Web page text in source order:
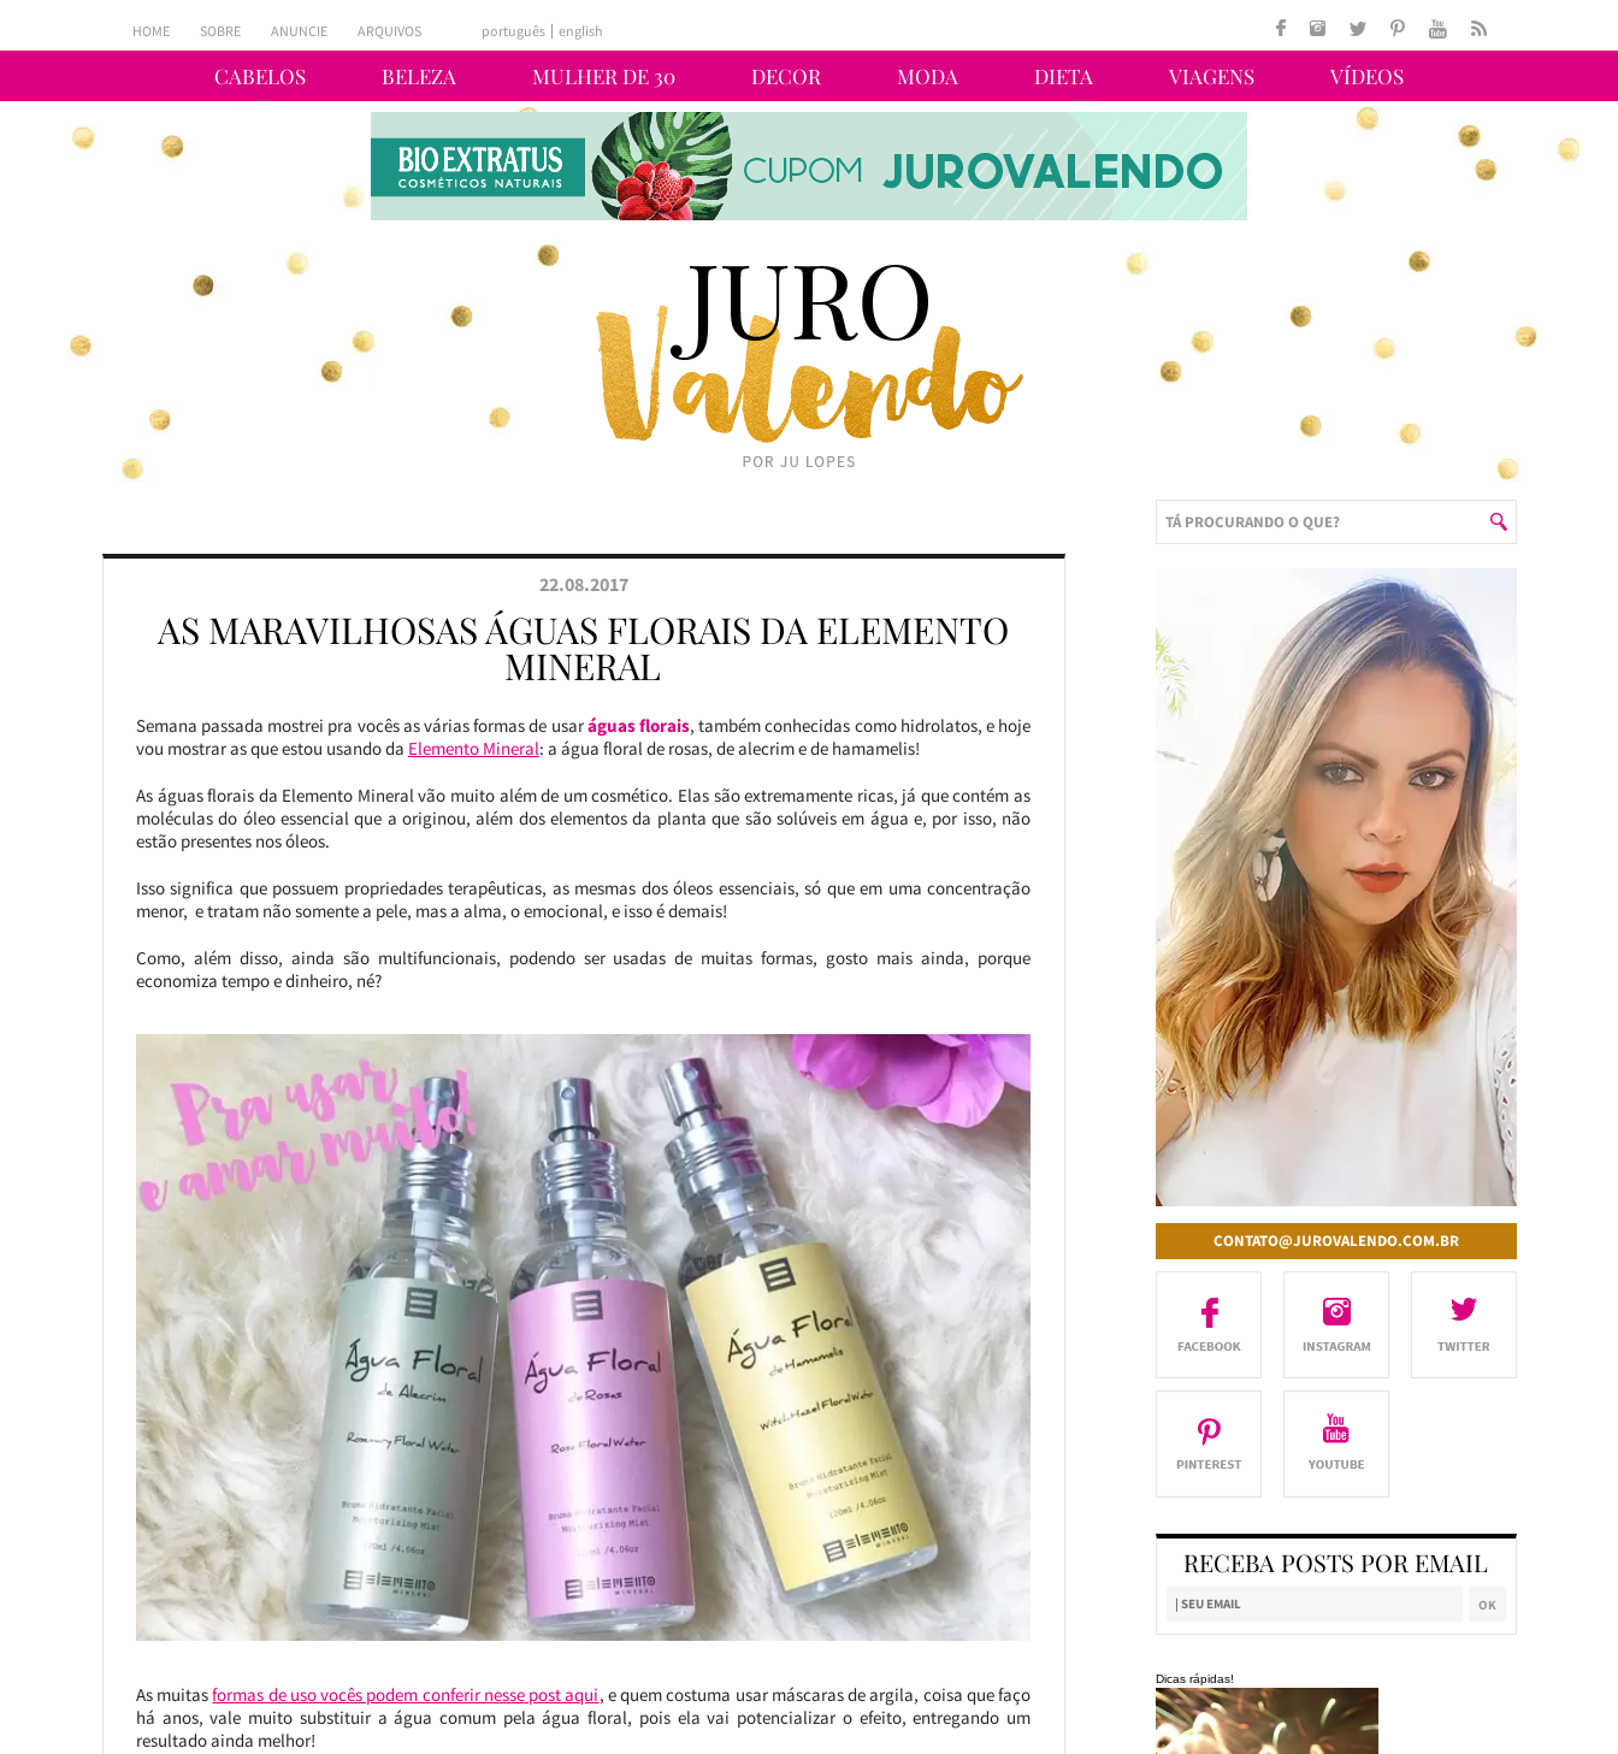
CABELOS BELEZA MULHER DE 30 DECOR MODA DIETA VIAGENS VÍDEOS
HOME SOBRE ANUNCIE ARQUIVOS português english
22.08.2017
AS MARAVILHOSAS ÁGUAS FLORAIS DA ELEMENTO
MINERAL
Semana passada mostrei pra vocês as várias formas de usaráguas florais, também conhecidas como hidrolatos, e hoje
vou mostrar as que estou usando da Elemento Mineral: a água floral de rosas, de alecrim e de hamamelis!
As águas florais da Elemento Mineral vão muito além de um cosmético. Elas são extremamente ricas, já que contém as
moléculas do óleo essencial que a originou, além dos elementos da planta que são solúveis em água e, por isso, não
estão presentes nos óleos.
Isso significa que possuem propriedades terapêuticas, as mesmas dos óleos essenciais, só que em uma concentração
menor, e tratam não somente a pele, mas a alma, o emocional, e isso é demais!
Como, além disso, ainda são multifuncionais, podendo ser usadas de muitas formas, gosto mais ainda, porque
economiza tempo e dinheiro, né?
As muitasformas de uso vocês podem conferir nesse post aqui, e quem costuma usar máscaras de argila, coisa que faço
há anos, vale muito substituir a água comum pela água floral, pois ela vai potencializar o efeito, entregando um
resultado ainda melhor!
CONTATO@JUROVALENDO.COM.BR
RECEBA POSTS POR EMAIL
Dicas rápidas!